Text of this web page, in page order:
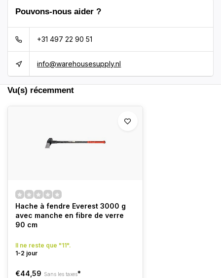
Pouvons-nous aider ?
+31 497 22 90 51
info@warehousesupply.nl
Vu(s) récemment
Hache à fendre Everest 3000 g
avec manche en fibre de verre
90 cm
Il ne reste que "11".
1-2 jour
€44,59 Sans les taxes*